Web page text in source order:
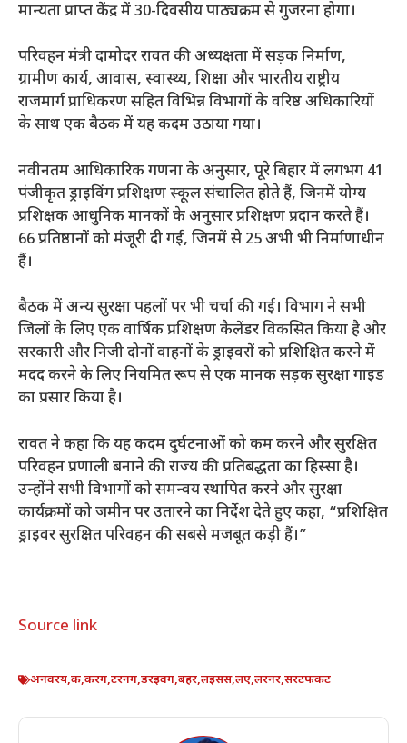
मान्यता प्राप्त केंद्र में 30-दिवसीय पाठ्यक्रम से गुजरना होगा।
परिवहन मंत्री दामोदर रावत की अध्यक्षता में सड़क निर्माण,
ग्रामीण कार्य, आवास, स्वास्थ्य, शिक्षा और भारतीय राष्ट्रीय
राजमार्ग प्राधिकरण सहित विभिन्न विभागों के वरिष्ठ अधिकारियों
के साथ एक बैठक में यह कदम उठाया गया।
नवीनतम आधिकारिक गणना के अनुसार, पूरे बिहार में लगभग 41
पंजीकृत ड्राइविंग प्रशिक्षण स्कूल संचालित होते हैं, जिनमें योग्य
प्रशिक्षक आधुनिक मानकों के अनुसार प्रशिक्षण प्रदान करते हैं।
66 प्रतिष्ठानों को मंजूरी दी गई, जिनमें से 25 अभी भी निर्माणाधीन
हैं।
बैठक में अन्य सुरक्षा पहलों पर भी चर्चा की गई। विभाग ने सभी
जिलों के लिए एक वार्षिक प्रशिक्षण कैलेंडर विकसित किया है और
सरकारी और निजी दोनों वाहनों के ड्राइवरों को प्रशिक्षित करने में
मदद करने के लिए नियमित रूप से एक मानक सड़क सुरक्षा गाइड
का प्रसार किया है।
रावत ने कहा कि यह कदम दुर्घटनाओं को कम करने और सुरक्षित
परिवहन प्रणाली बनाने की राज्य की प्रतिबद्धता का हिस्सा है।
उन्होंने सभी विभागों को समन्वय स्थापित करने और सुरक्षा
कार्यक्रमों को जमीन पर उतारने का निर्देश देते हुए कहा, “प्रशिक्षित
ड्राइवर सुरक्षित परिवहन की सबसे मजबूत कड़ी हैं।”
Source link
अनवरय,क,करग,टरनग,डरइवग,बहर,लइसस,लए,लरनर,सरटफकट